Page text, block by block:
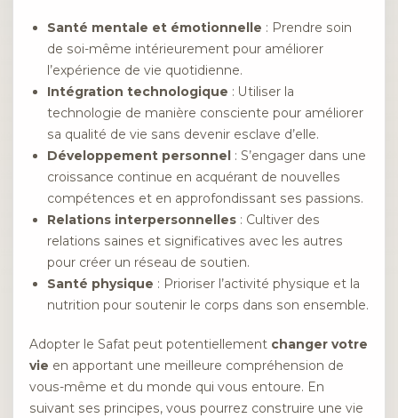
Santé mentale et émotionnelle : Prendre soin
de soi-même intérieurement pour améliorer
l’expérience de vie quotidienne.
Intégration technologique : Utiliser la
technologie de manière consciente pour améliorer
sa qualité de vie sans devenir esclave d’elle.
Développement personnel : S’engager dans une
croissance continue en acquérant de nouvelles
compétences et en approfondissant ses passions.
Relations interpersonnelles : Cultiver des
relations saines et significatives avec les autres
pour créer un réseau de soutien.
Santé physique : Prioriser l’activité physique et la
nutrition pour soutenir le corps dans son ensemble.
Adopter le Safat peut potentiellement changer votre
vie en apportant une meilleure compréhension de
vous-même et du monde qui vous entoure. En
suivant ses principes, vous pourrez construire une vie